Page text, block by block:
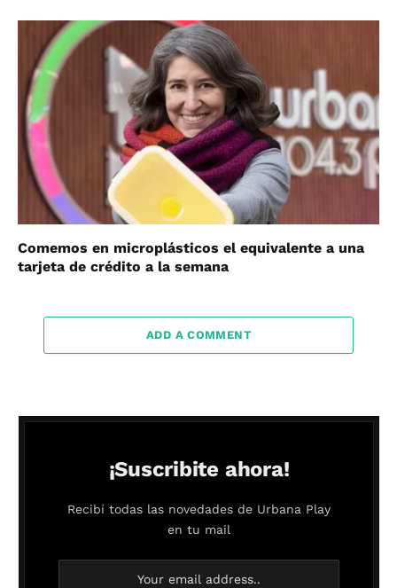
Comemos en microplásticos el equivalente a una
tarjeta de crédito a la semana
ADD A COMMENT
¡Suscribite ahora!
Recibí todas las novedades de Urbana Play
en tu mail